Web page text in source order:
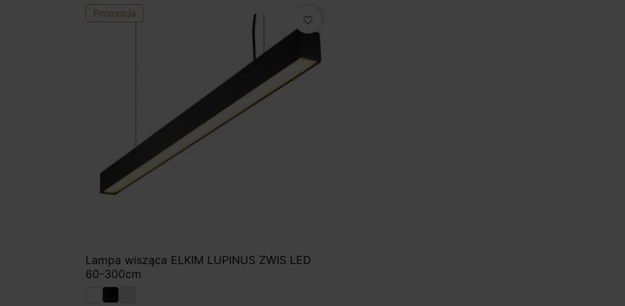
Promocja
favorite_border
Lampa wisząca ELKIM LUPINUS ZWIS LED
60-300cm